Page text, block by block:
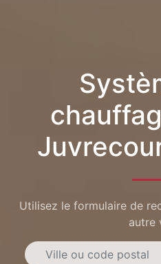
Utilisez le formulaire de
autre